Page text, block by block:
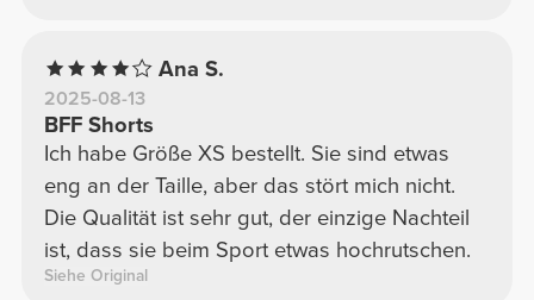
Ana S.
2025-08-13
BFF Shorts
Ich habe Größe XS bestellt. Sie sind etwas
eng an der Taille, aber das stört mich nicht.
Die Qualität ist sehr gut, der einzige Nachteil
ist, dass sie beim Sport etwas hochrutschen.
Siehe Original